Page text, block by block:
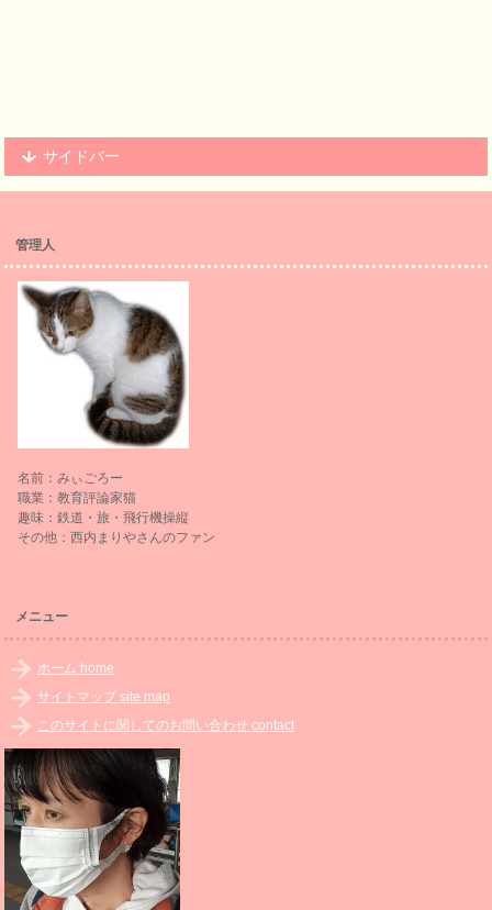
サイドバー
管理人
名前：みぃごろー
職業：教育評論家猫
趣味：鉄道・旅・飛行機操縦
その他：西内まりやさんのファン
メニュー
ホーム home
サイトマップ site map
このサイトに関してのお問い合わせ contact